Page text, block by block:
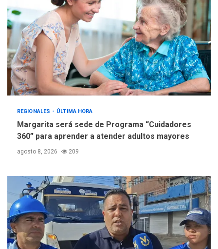
estadísticas de turismo
REGIONALES ÚLTIMA HORA
Margarita será sede de Programa “Cuidadores
360” para aprender a atender adultos mayores
agosto 8, 2026 209